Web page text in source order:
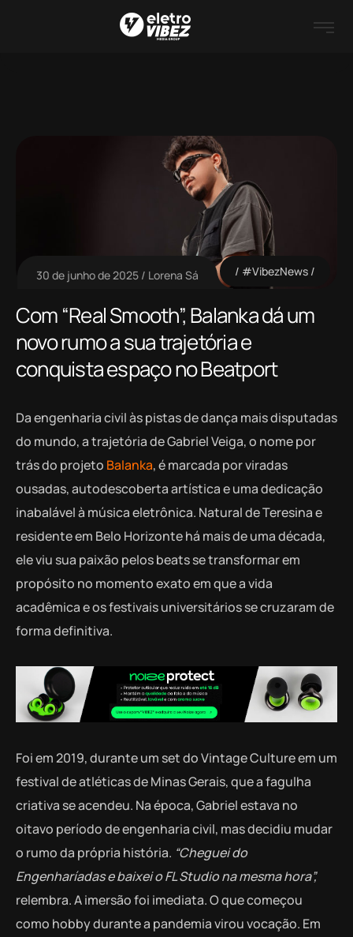
30 de junho de 2025 Lorena Sá #VibezNews
Com “Real Smooth”, Balanka dá um
novo rumo a sua trajetória e
conquista espaço no Beatport
Da engenharia civil às pistas de dança mais disputadas
do mundo, a trajetória de Gabriel Veiga, o nome por
trás do projeto Balanka, é marcada por viradas
ousadas, autodescoberta artística e uma dedicação
inabalável à música eletrônica. Natural de Teresina e
residente em Belo Horizonte há mais de uma década,
ele viu sua paixão pelos beats se transformar em
propósito no momento exato em que a vida
acadêmica e os festivais universitários se cruzaram de
forma definitiva.
Foi em 2019, durante um set do Vintage Culture em um
festival de atléticas de Minas Gerais, que a fagulha
criativa se acendeu. Na época, Gabriel estava no
oitavo período de engenharia civil, mas decidiu mudar
o rumo da própria história. “Cheguei do
Engenharíadas e baixei o FL Studio na mesma hora”,
relembra. A imersão foi imediata. O que começou
como hobby durante a pandemia virou vocação. Em